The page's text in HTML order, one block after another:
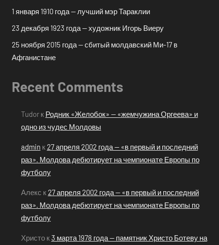
1 января 1910 года — лучший мэр Тараклии
23 декабря 1923 года — художник Игорь Виеру
25 ноября 2015 года — сбитый молдавский Ми-17 в
Афганистане
Recent Comments
Tudorк Родник «Желобок» — «жемчужина Оргеева» и
одно из чудес Молдовы
admin к 27 апреля 2002 года — «в первый и последний
раз». Молдова дебютирует на чемпионате Европы по
футболу
Алекс к 27 апреля 2002 года — «в первый и последний
раз». Молдова дебютирует на чемпионате Европы по
футболу
Христок 3 марта 1978 года — памятник Христо Ботеву на